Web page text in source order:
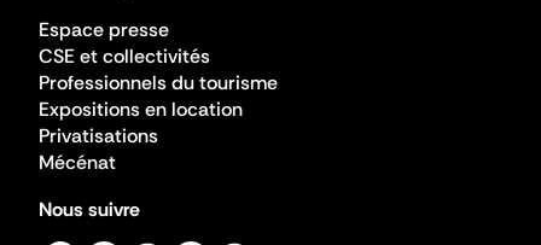
Espace presse
CSE et collectivités
Professionnels du tourisme
Expositions en location
Privatisations
Mécénat
Nous suivre